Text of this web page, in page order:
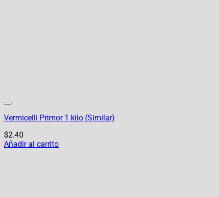
Vermicelli Primor 1 kilo (Similar)
$2.40
Añadir al carrito